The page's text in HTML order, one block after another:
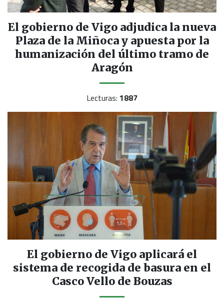
El gobierno de Vigo adjudica la nueva
Plaza de la Miñoca y apuesta por la
humanización del último tramo de
Aragón
Lecturas: 1887
El gobierno de Vigo aplicará el
sistema de recogida de basura en el
Casco Vello de Bouzas